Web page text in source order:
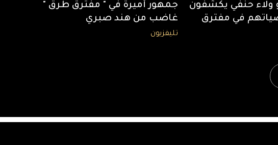
ولاء حنفي يكشفون
في مفترق
جمهور أميرة في " مفترق طرق "
غاضب من هند صبري
تليفزيون